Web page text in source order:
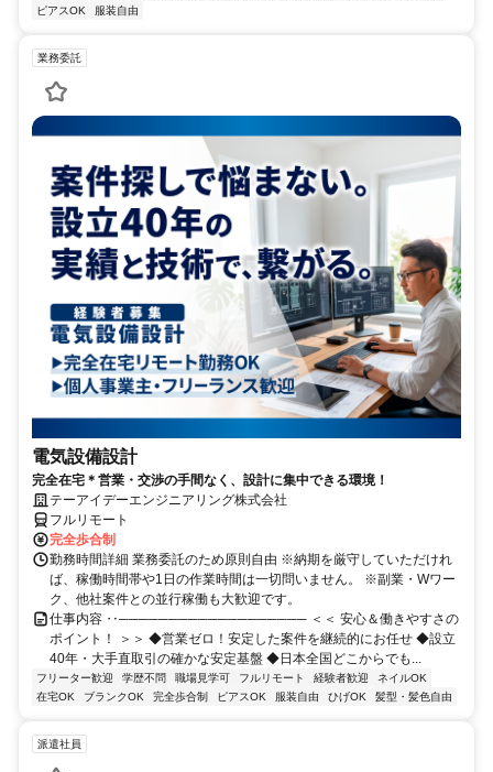
ピアスOK
服装自由
業務委託
電気設備設計
完全在宅＊営業・交渉の手間なく、設計に集中できる環境！
テーアイデーエンジニアリング株式会社
フルリモート
完全歩合制
勤務時間詳細 業務委託のため原則自由 ※納期を厳守していただけれ
ば、稼働時間帯や1日の作業時間は一切問いません。 ※副業・Wワー
ク、他社案件との並行稼働も大歓迎です。
仕事内容 ‥─────────────────── ＜＜ 安心＆働きやすさの
ポイント！ ＞＞ ◆営業ゼロ！安定した案件を継続的にお任せ ◆設立
40年・大手直取引の確かな安定基盤 ◆日本全国どこからでも...
フリーター歓迎 学歴不問 職場見学可 フルリモート 経験者歓迎
ネイルOK
在宅OK
ブランクOK 完全歩合制 ピアスOK 服装自由 ひげOK 髪型・髪色自由
派遣社員